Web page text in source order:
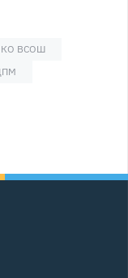
ВСОШ